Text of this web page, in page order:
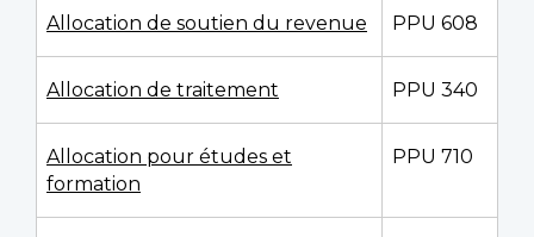
Allocation de soutien du revenue PPU 608
Allocation de traitement PPU 340
Allocation pour études et
formation
PPU 710